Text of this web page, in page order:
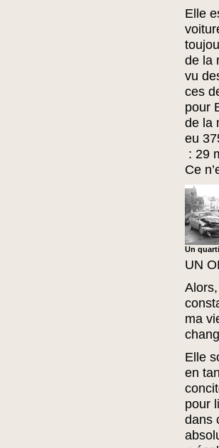
Elle
de la
vu
ces
pour
de la
eu
: 29
Ce
Un
UN
ma
Elle
en
pour
dans